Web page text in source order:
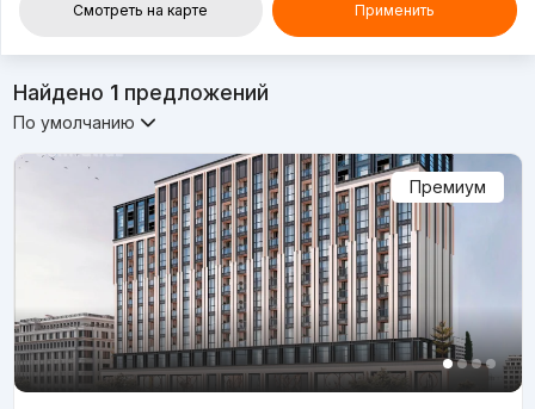
Смотреть на карте Применить
Найдено 1предложений
По умолчанию
Премиум